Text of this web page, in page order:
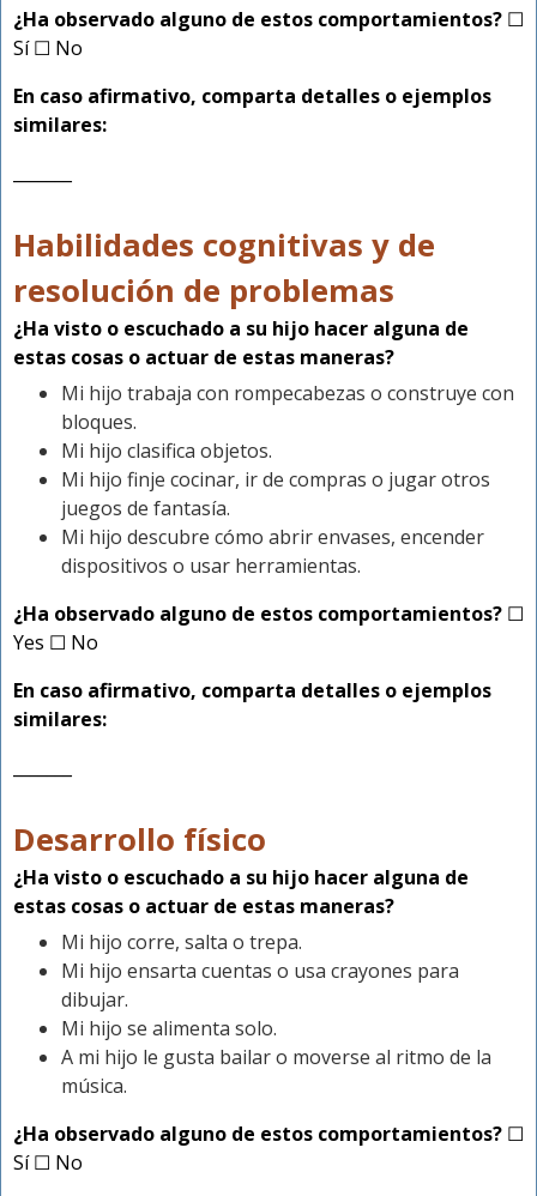
¿Ha observado alguno de estos comportamientos? ☐
Sí ☐ No
En caso afirmativo, comparta detalles o ejemplos
similares:
Habilidades cognitivas y de
resolución de problemas
¿Ha visto o escuchado a su hijo hacer alguna de
estas cosas o actuar de estas maneras?
Mi hijo trabaja con rompecabezas o construye con
bloques.
Mi hijo clasifica objetos.
Mi hijo finje cocinar, ir de compras o jugar otros
juegos de fantasía.
Mi hijo descubre cómo abrir envases, encender
dispositivos o usar herramientas.
¿Ha observado alguno de estos comportamientos? ☐
Yes ☐ No
En caso afirmativo, comparta detalles o ejemplos
similares:
Desarrollo físico
¿Ha visto o escuchado a su hijo hacer alguna de
estas cosas o actuar de estas maneras?
Mi hijo corre, salta o trepa.
Mi hijo ensarta cuentas o usa crayones para
dibujar.
Mi hijo se alimenta solo.
A mi hijo le gusta bailar o moverse al ritmo de la
música.
¿Ha observado alguno de estos comportamientos? ☐
Sí ☐ No